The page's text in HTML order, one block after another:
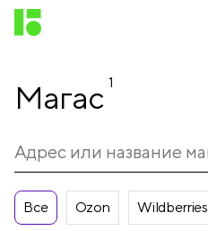
Магас 1
Все Ozon Wildberries